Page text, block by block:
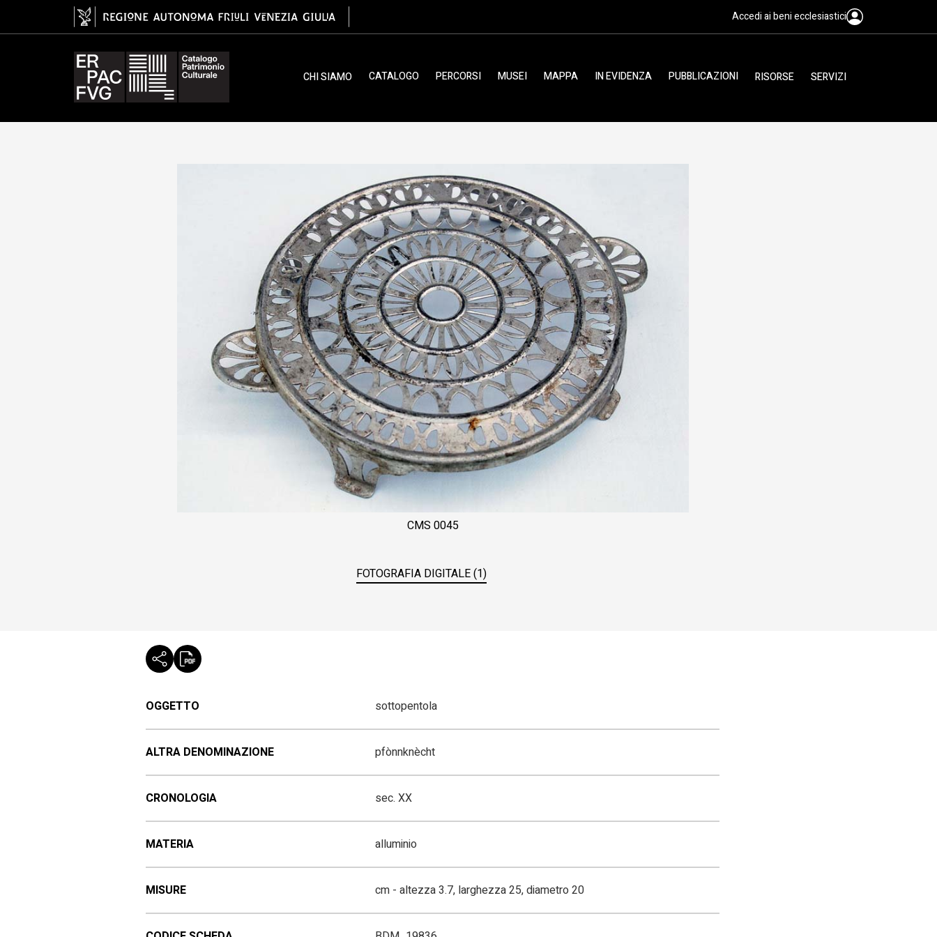
sottopentola, pfònnknècht Accedi ai beni ecclesiastici
CHI SIAMO CATALOGO PERCORSI MUSEI MAPPA IN EVIDENZA PUBBLICAZIONI RISORSE SERVIZI
CMS 0045
FOTOGRAFIA DIGITALE (1)
OGGETTO sottopentola
ALTRA DENOMINAZIONE pfònnknècht
CRONOLOGIA sec. XX
MATERIA alluminio
MISURE cm - altezza 3.7, larghezza 25, diametro 20